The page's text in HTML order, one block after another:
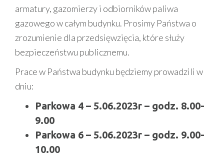
armatury, gazomierzy i odbiorników paliwa
gazowego w całym budynku. Prosimy Państwa o
zrozumienie dla przedsięwzięcia, które służy
bezpieczeństwu publicznemu.
Prace w Państwa budynku będziemy prowadzili w
dniu:
Parkowa 4 – 5.06.2023r – godz. 8.00-
9.00
Parkowa 6 – 5.06.2023r – godz. 9.00-
10.00